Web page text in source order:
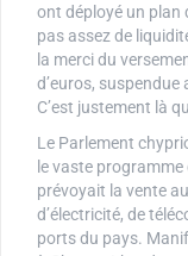
ont déployé un plan
pas assez de
la merci du
d’euros,
C’est justement là
Le Parlement
le vaste
prévoyait la vente
d’électricité, de
ports du pays.